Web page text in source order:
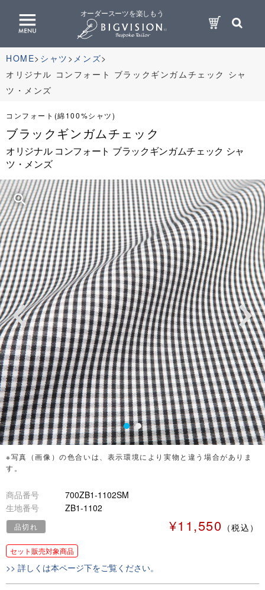
オーダースーツを楽しもう
HOME シャツ
メンズ
オリジナル コンフォート ブラックギンガムチェック シャ
ツ・メンズ
コンフォート(綿100%シャツ)
ブラックギンガムチェック
オリジナル コンフォート ブラックギンガムチェック シャ
ツ・メンズ
zoom_in
※写真（画像）の色合いは、表示環境により実物と違う場合がありま
す。
商品番号
700ZB1-1102SM
生地番号
ZB1-1102
¥11,550 （税込）
品切れ
セット販売対象商品
>> 詳しくは本ページ下をご覧ください。